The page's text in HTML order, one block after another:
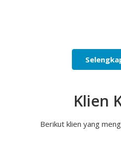
Klien
Berikut klien yang